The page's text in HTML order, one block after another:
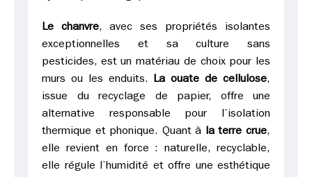
Le chanvre, avec ses propriétés isolantes
exceptionnelles et sa culture sans
pesticides, est un matériau de choix pour les
murs ou les enduits. La ouate de cellulose,
issue du recyclage de papier, offre une
alternative responsable pour l’isolation
thermique et phonique. Quant à la terre crue,
elle revient en force : naturelle, recyclable,
elle régule l’humidité et offre une esthétique